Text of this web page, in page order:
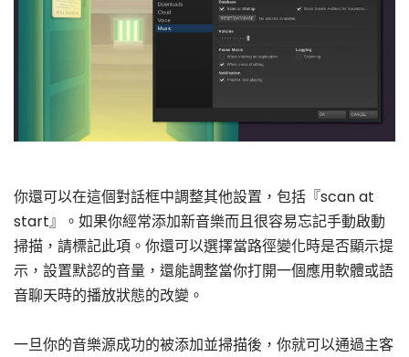
你還可以在這個對話框中調整其他設置，包括『scan at
start』。如果你經常添加新音樂而且很容易忘記手動啟動
掃描，請標記此項。你還可以選擇當路徑變化時是否顯示提
示，設置默認的音量，還能調整當你打開一個應用軟體或語
音聊天時的播放狀態的改變。
一旦你的音樂源成功的被添加並掃描後，你就可以通過主客